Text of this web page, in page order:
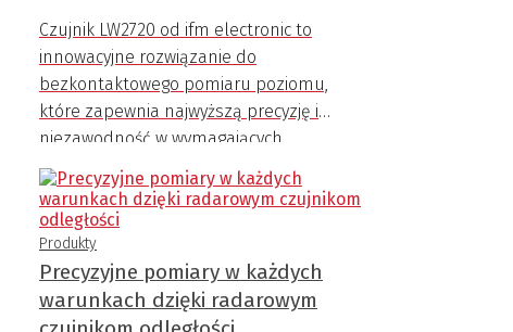
Czujnik LW2720 od ifm electronic to
innowacyjne rozwiązanie do
bezkontaktowego pomiaru poziomu,
które zapewnia najwyższą precyzję i
niezawodność w wymagających
warunkach przemysłowych.
Produkty
Precyzyjne pomiary w każdych
warunkach dzięki radarowym